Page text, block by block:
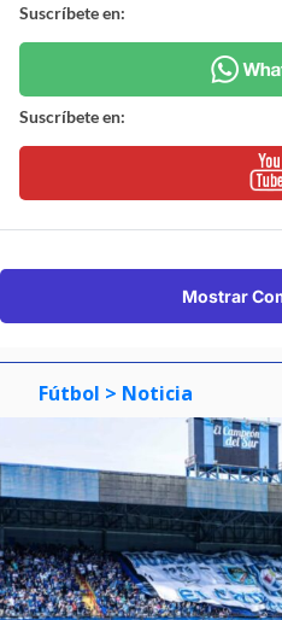
Suscríbete en:
Suscríbete en:
Mostrar
Fútbol > Noticia